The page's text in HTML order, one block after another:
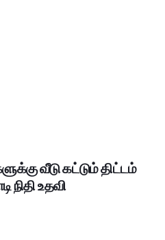
வீடு கட்டும் திட்டம்
நிதி உதவி